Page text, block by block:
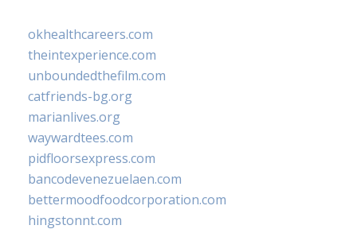
okhealthcareers.com
theintexperience.com
unboundedthefilm.com
catfriends-bg.org
marianlives.org
waywardtees.com
pidfloorsexpress.com
bancodevenezuelaen.com
bettermoodfoodcorporation.com
hingstonnt.com